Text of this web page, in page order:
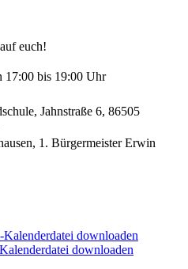
euch!
17:00 bis 19:00 Uhr
Jahnstraße 6, 86505
1. Bürgermeister Erwin
downloaden
downloaden